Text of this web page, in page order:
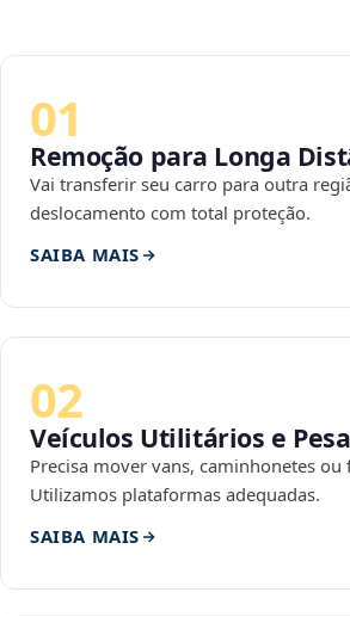
01
Remoção para Longa
Vai transferir seu carro para outra
deslocamento com total proteção.
SAIBA MAIS
02
Veículos Utilitários e
Precisa mover vans, caminhonetes ou
Utilizamos plataformas adequadas.
SAIBA MAIS